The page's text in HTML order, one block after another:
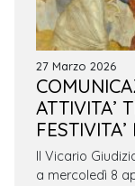
27 Marzo 2026
ATTIVITA’
Il Vicario
a mercoledì 8